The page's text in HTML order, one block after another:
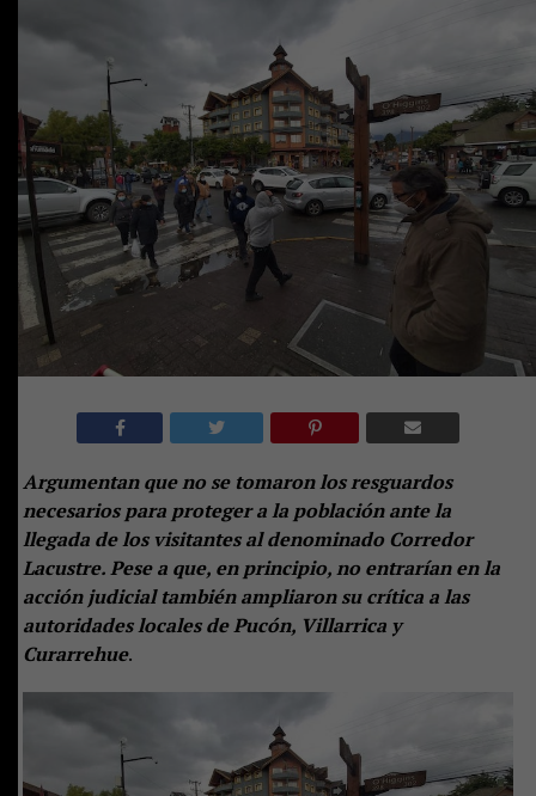
Argumentan que no se tomaron los resguardos
necesarios para proteger a la población ante la
llegada de los visitantes al denominado Corredor
Lacustre. Pese a que, en principio, no entrarían en la
acción judicial también ampliaron su crítica a las
autoridades locales de Pucón, Villarrica y
Curarrehue.